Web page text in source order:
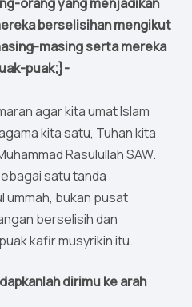
berselisihan mengikut
masing serta mereka
puak;}-
agar kita umat Islam
kita satu, Tuhan kita
Rasulullah SAW.
satu tanda
bukan pusat
berselisih dan
kafir musyrikin itu.
dirimu ke arah